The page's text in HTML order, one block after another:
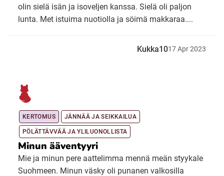
olin sielä isän ja isoveljen kanssa. Sielä oli paljon
lunta. Met istuima nuotiolla ja söimä makkaraa....
Kukka1017Apr2023
KERTOMUS JÄNNÄÄ JA SEIKKAILUA
PÖLÄTTÄVVÄÄ JA YLILUONOLLISTA
Minun ääventyyri
Mie ja minun pere aattelimma mennä meän styykale
Suohmeen. Minun väsky oli punanen valkosilla